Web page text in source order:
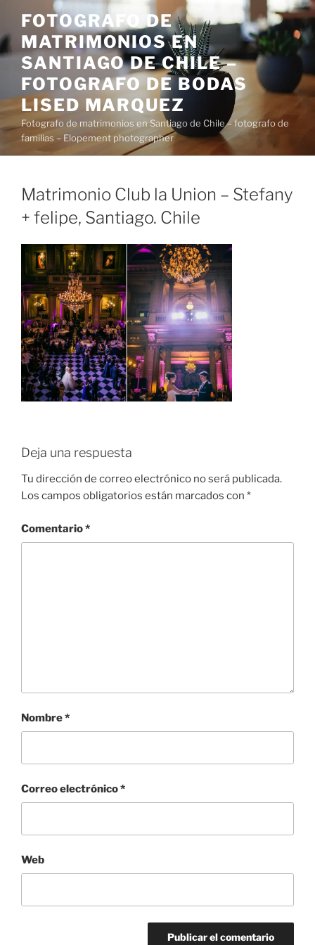
contenido
FOTOGRAFO DE
MATRIMONIOS EN
SANTIAGO DE CHILE –
FOTOGRAFO DE BODAS
LISED MARQUEZ
Fotografo de matrimonios en Santiago de Chile – fotografo de
familias – Elopement photographer
Matrimonio Club la Union – Stefany
+ felipe, Santiago. Chile
Deja una respuesta
Tu dirección de correo electrónico no será publicada.
Los campos obligatorios están marcados con *
Comentario*
Nombre*
Correo electrónico*
Web